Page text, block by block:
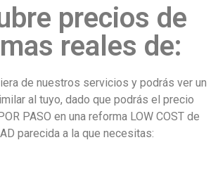
precios de
reales de:
de nuestros servicios y podrás ver un
al tuyo, dado que podrás el precio
PASO en una reforma LOW COST de
parecida a la que necesitas: